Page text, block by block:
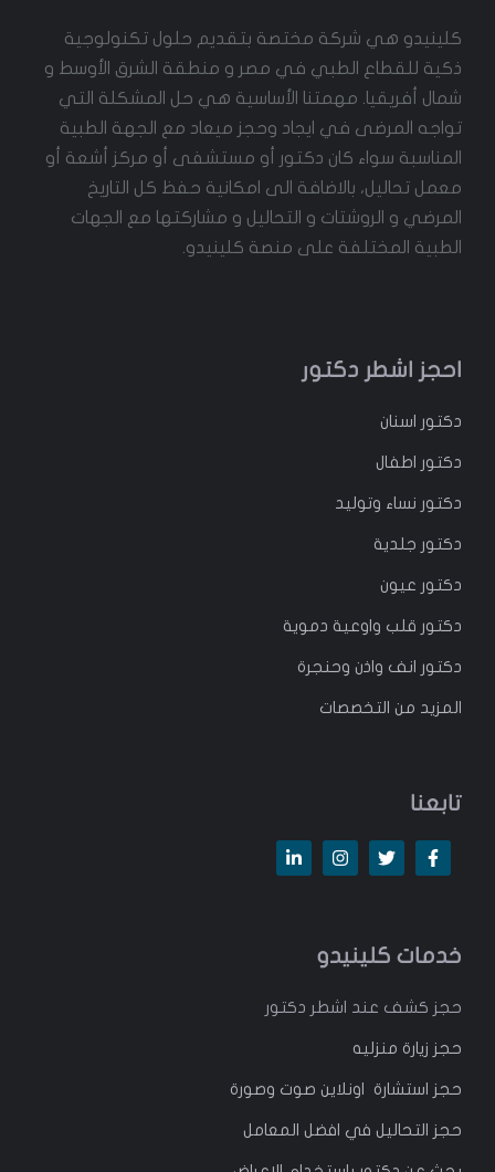
كلينيدو هي شركة مختصة بتقديم حلول تكنولوجية
ذكية للقطاع الطبي في مصر و منطقة الشرق الأوسط و
شمال أفريقيا. مهمتنا الأساسية هي حل المشكلة التي
تواجه المرضى في ايجاد وحجز ميعاد مع الجهة الطبية
المناسبة سواء كان دكتور أو مستشفى أو مركز أشعة أو
معمل تحاليل، بالاضافة الى امكانية حفظ كل التاريخ
المرضي و الروشتات و التحاليل و مشاركتها مع الجهات
الطبية المختلفة على منصة كلينيدو.
احجز اشطر دكتور
دكتور اسنان
دكتور اطفال
دكتور نساء وتوليد
دكتور جلدية
دكتور عيون
دكتور قلب واوعية دموية
دكتور انف واذن وحنجرة
المزيد من التخصصات
تابعنا
خدمات كلينيدو
حجز كشف عند اشطر دكتور
حجز زيارة منزليه
حجز استشارة اونلاين صوت وصورة
حجز التحاليل في افضل المعامل